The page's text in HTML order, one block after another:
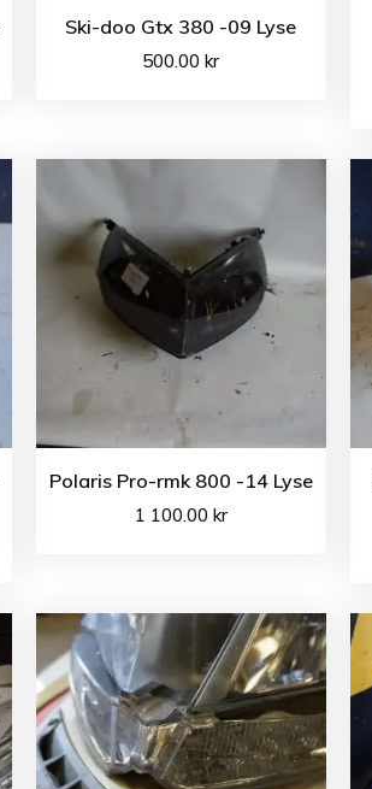
Ski-doo Gtx 380 -09 Lyse
500.00kr
Polaris Pro-rmk 800 -14 Lyse
1 100.00 kr